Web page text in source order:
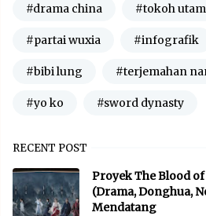
#drama china #tokoh
#partai wuxia #infografik
#bibi lung #terjemahan
#yo ko #sword dynasty
RECENT POST
Proyek The Blood of
(Drama, Donghua,
Mendatang